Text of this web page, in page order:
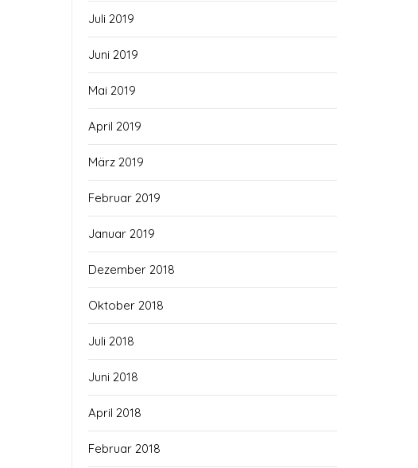
Juli 2019
Juni 2019
Mai 2019
April 2019
März 2019
Februar 2019
Januar 2019
Dezember 2018
Oktober 2018
Juli 2018
Juni 2018
April 2018
Februar 2018